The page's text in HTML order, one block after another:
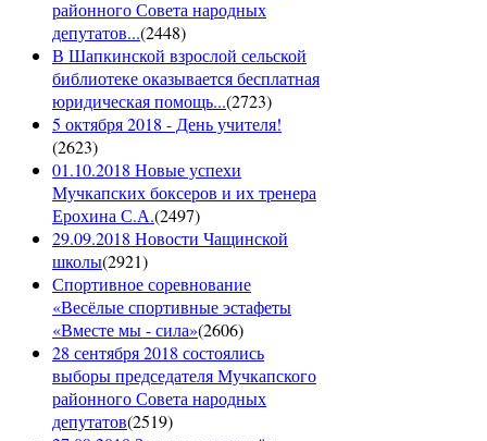
районного Совета народных
депутатов...(2448)
В Шапкинской взрослой сельской
библиотеке оказывается бесплатная
юридическая помощь...(2723)
5 октября 2018 - День учителя!
(2623)
01.10.2018 Новые успехи
Мучкапских боксеров и их тренера
Ерохина С.А.(2497)
29.09.2018 Новости Чащинской
школы(2921)
Спортивное соревнование
«Весёлые спортивные эстафеты
«Вместе мы - сила»(2606)
28 сентября 2018 состоялись
выборы председателя Мучкапского
районного Совета народных
депутатов(2519)